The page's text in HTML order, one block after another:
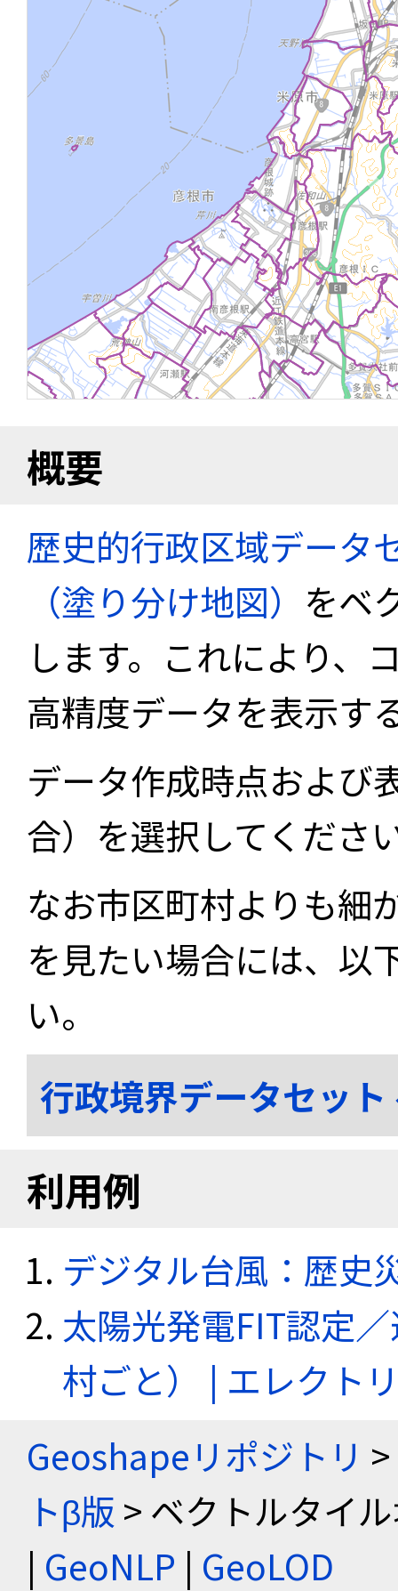
概要
歴史的行政区域データ
（塗り分け地図） をベ
します。これにより、
高精度データを表示す
データ作成時点および
合）を選択してくださ
なお市区町村よりも細
を見たい場合には、以
い。
行政境界データセッ
利用例
デジタル台風：歴史
太陽光発電FIT認定
村ごと） | エレクト
Geoshapeリポジトリ >
トβ版 > ベクトルタイ
| GeoNLP | GeoLOD